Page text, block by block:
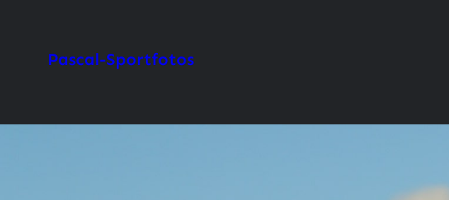
springenPascal-Sportfotos